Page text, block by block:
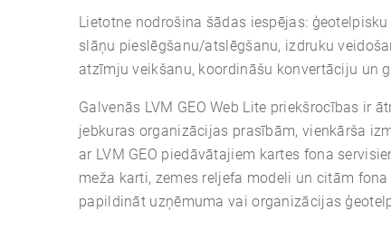
Lietotne nodrošina šādas iespējas:
slāņu pieslēgšanu/atslēgšanu, izdruku
atzīmju veikšanu, koordināšu konvertāciju un
Galvenās LVM GEO Web Lite priekšrocības ir
jebkuras organizācijas prasībām, vienkārša
ar LVM GEO piedāvātajiem kartes fona
meža karti, zemes reljefa modeli un citām
papildināt uzņēmuma vai organizācijas